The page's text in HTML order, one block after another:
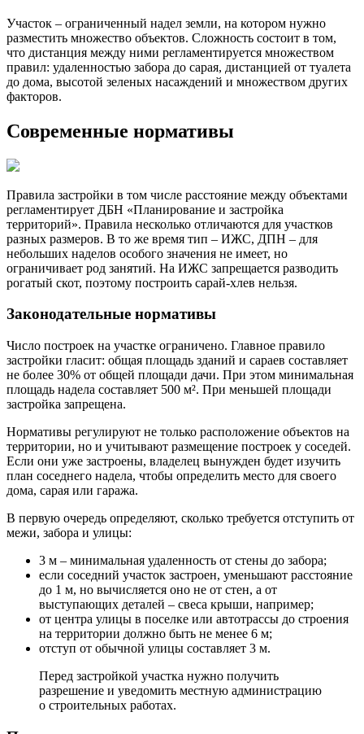
Участок – ограниченный надел земли, на котором нужно
разместить множество объектов. Сложность состоит в том,
что дистанция между ними регламентируется множеством
правил: удаленностью забора до сарая, дистанцией от туалета
до дома, высотой зеленых насаждений и множеством других
факторов.
Современные нормативы
Правила застройки в том числе расстояние между объектами
регламентирует ДБН «Планирование и застройка
территорий». Правила несколько отличаются для участков
разных размеров. В то же время тип – ИЖС, ДПН – для
небольших наделов особого значения не имеет, но
ограничивает род занятий. На ИЖС запрещается разводить
рогатый скот, поэтому построить сарай-хлев нельзя.
Законодательные нормативы
Число построек на участке ограничено. Главное правило
застройки гласит: общая площадь зданий и сараев составляет
не более 30% от общей площади дачи. При этом минимальная
площадь надела составляет 500 м². При меньшей площади
застройка запрещена.
Нормативы регулируют не только расположение объектов на
территории, но и учитывают размещение построек у соседей.
Если они уже застроены, владелец вынужден будет изучить
план соседнего надела, чтобы определить место для своего
дома, сарая или гаража.
В первую очередь определяют, сколько требуется отступить от
межи, забора и улицы:
3 м – минимальная удаленность от стены до забора;
если соседний участок застроен, уменьшают расстояние
до 1 м, но вычисляется оно не от стен, а от
выступающих деталей – свеса крыши, например;
от центра улицы в поселке или автотрассы до строения
на территории должно быть не менее 6 м;
отступ от обычной улицы составляет 3 м.
Перед застройкой участка нужно получить
разрешение и уведомить местную администрацию
о строительных работах.